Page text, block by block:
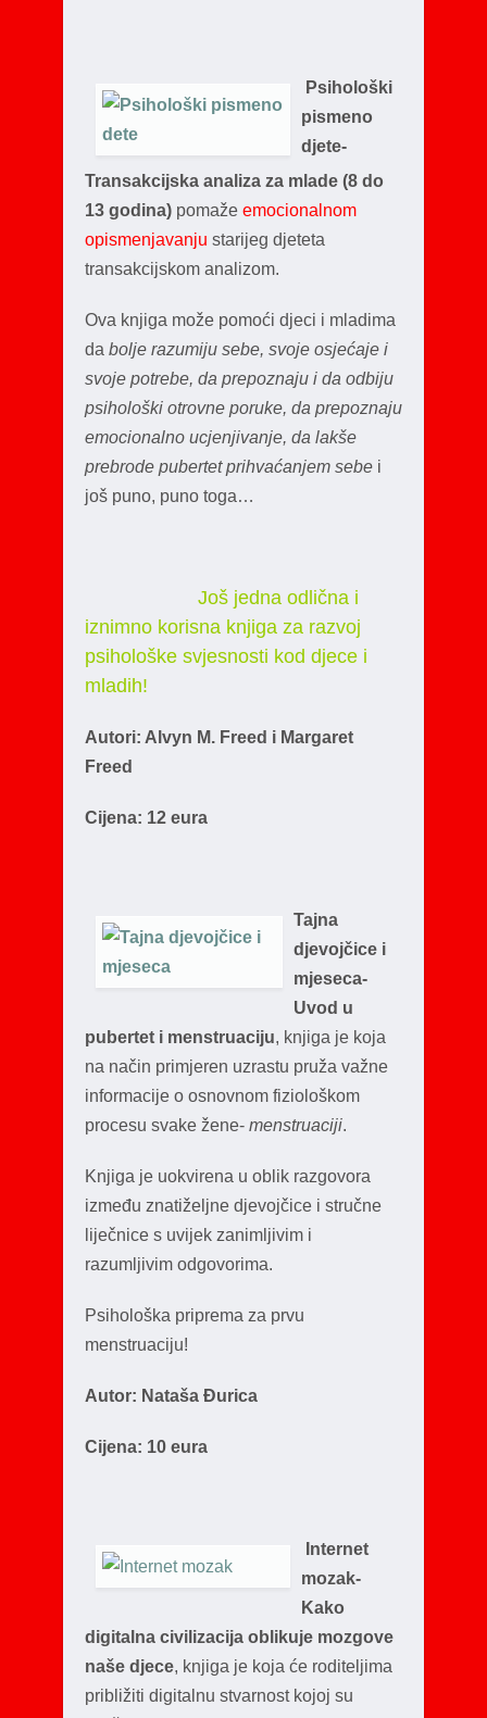
Psihološki
pismeno
djete-
Transakcijska analiza za mlade (8 do
13 godina) pomaže emocionalnom
opismenjavanju starijeg djeteta
transakcijskom analizom.
Ova knjiga može pomoći djeci i mladima
da bolje razumiju sebe, svoje osjećaje i
svoje potrebe, da prepoznaju i da odbiju
psihološki otrovne poruke, da prepoznaju
emocionalno ucjenjivanje, da lakše
prebrode pubertet prihvaćanjem sebe i
još puno, puno toga…
Još jedna odlična i
iznimno korisna knjiga za razvoj
psihološke svjesnosti kod djece i
mladih!
Autori: Alvyn M. Freed i Margaret
Freed
Cijena: 12 eura
Tajna
djevojčice i
mjeseca-
Uvod u
pubertet i menstruaciju, knjiga je koja
na način primjeren uzrastu pruža važne
informacije o osnovnom fiziološkom
procesu svake žene- menstruaciji.
Knjiga je uokvirena u oblik razgovora
između znatiželjne djevojčice i stručne
liječnice s uvijek zanimljivim i
razumljivim odgovorima.
Psihološka priprema za prvu
menstruaciju!
Autor: Nataša Đurica
Cijena: 10 eura
Internet
mozak-
Kako
digitalna civilizacija oblikuje mozgove
naše djece, knjiga je koja će roditeljima
približiti digitalnu stvarnost kojoj su